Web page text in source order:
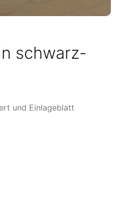
schwarz-
und Einlageblatt